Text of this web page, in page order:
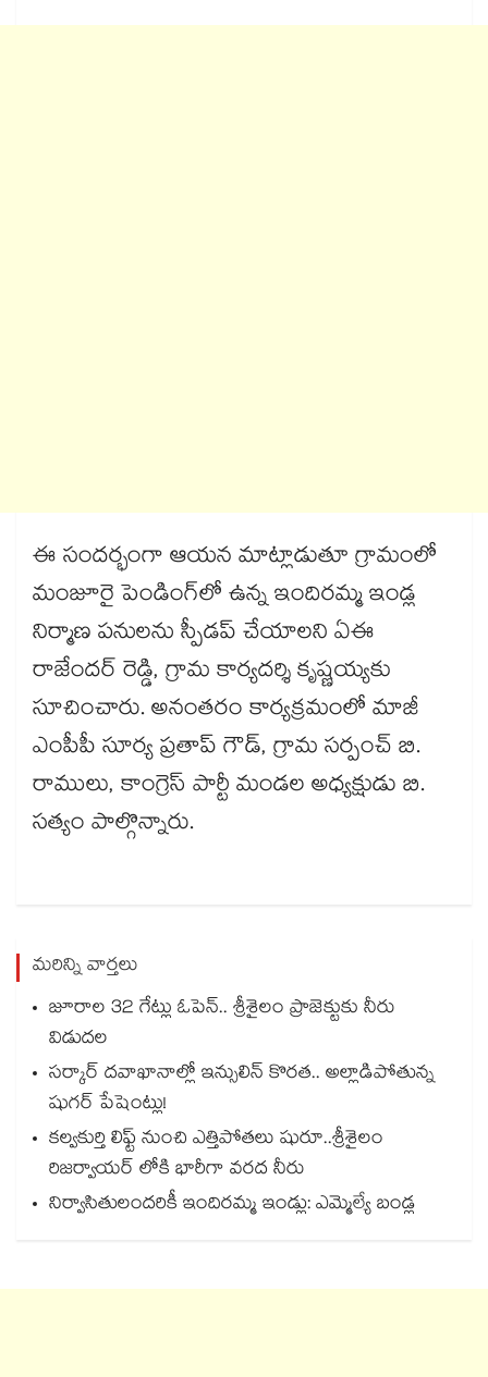
ఈ సందర్భంగా ఆయన మాట్లాడుతూ గ్రామంలో
మంజూరై పెండింగ్​లో ఉన్న ఇందిరమ్మ ఇండ్ల
నిర్మాణ పనులను స్పీడప్​ చేయాలని ఏఈ
రాజేందర్ రెడ్డి, గ్రామ కార్యదర్శి కృష్ణయ్యకు
సూచించారు. అనంతరం కార్యక్రమంలో మాజీ
ఎంపీపీ సూర్య ప్రతాప్ గౌడ్, గ్రామ సర్పంచ్ బి.
రాములు, కాంగ్రెస్ పార్టీ మండల అధ్యక్షుడు బి.
సత్యం పాల్గొన్నారు.
మరిన్ని వార్తలు
జూరాల 32 గేట్లు ఓపెన్.. శ్రీశైలం ప్రాజెక్టుకు నీరు
విడుదల
సర్కార్ దవాఖానాల్లో ఇన్సులిన్ కొరత.. అల్లాడిపోతున్న
షుగర్ పేషెంట్లు!
కల్వకుర్తి లిఫ్ట్ నుంచి ఎత్తిపోతలు షురూ..శ్రీశైలం
రిజర్వాయర్ లోకి భారీగా వరద నీరు
నిర్వాసితులందరికీ ఇందిరమ్మ ఇండ్లు: ఎమ్మెల్యే బండ్ల